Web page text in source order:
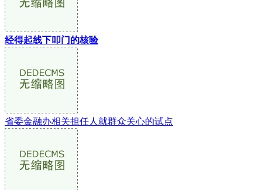
经得起线下叩门的核验
省委金融办相关担任人就群众关心的试点